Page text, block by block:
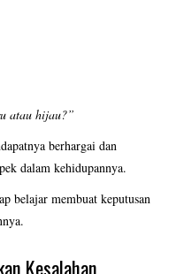
atau hijau?”
berhargai dan
dalam kehidupannya.
belajar membuat keputusan
Kesalahan